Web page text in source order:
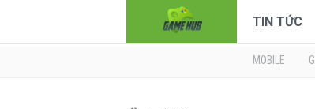
TIN TỨC
MOBILE